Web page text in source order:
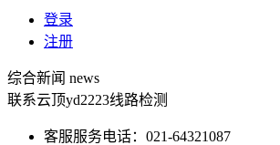
登录
注册
综合新闻 news
联系云顶yd2223线路检测
客服服务电话：021-64321087